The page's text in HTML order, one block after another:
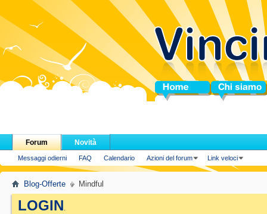
Home Chi siamo
Forum
Messaggi odierni FAQ Calendario Azioni del forum Link veloci
Novità
Blog-Offerte Mindful
LOGIN.